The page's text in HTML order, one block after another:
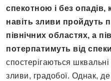
спекотною і без опадів,
навіть зливи пройдуть
північних областях, а
потерпатимуть від спеки
спостерігаються
зливи, градобої. Однак, де